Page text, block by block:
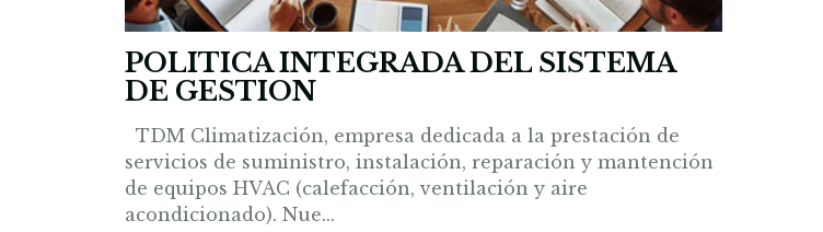
POLITICA INTEGRADA DEL SISTEMA
DE GESTION
TDM Climatización, empresa dedicada a la prestación de
servicios de suministro, instalación, reparación y mantención
de equipos HVAC (calefacción, ventilación y aire
acondicionado). Nue...